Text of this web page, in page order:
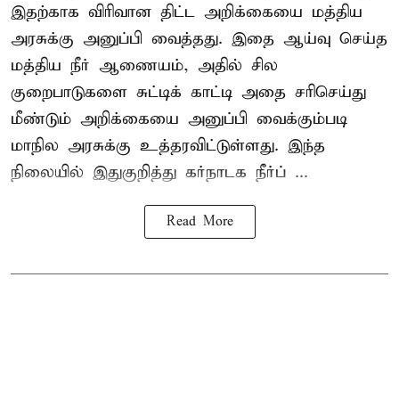
இதற்காக விரிவான திட்ட அறிக்கையை மத்திய
அரசுக்கு அனுப்பி வைத்தது. இதை ஆய்வு செய்த
மத்திய நீர் ஆணையம், அதில் சில
குறைபாடுகளை சுட்டிக் காட்டி அதை சரிசெய்து
மீண்டும் அறிக்கையை அனுப்பி வைக்கும்படி
மாநில அரசுக்கு உத்தரவிட்டுள்ளது. இந்த
நிலையில் இதுகுறித்து கர்நாடக நீர்ப் ...
Read More